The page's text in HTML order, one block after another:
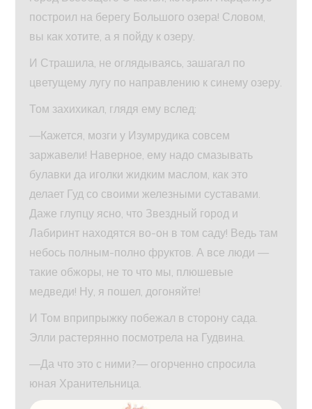
построил на берегу Большого озера! Словом,
вы как хотите, а я пойду к озеру.
И Страшила, не оглядываясь, зашагал по
цветущему лугу по направлению к синему озеру.
Том захихикал, глядя ему вслед:
—Кажется, мозги у Изумрудика совсем
заржавели! Наверное, ему надо смазывать
булавки да иголки жидким маслом, как это
делает Гуд со своими железными суставами.
Даже глупцу ясно, что Звездный город и
Лабиринт находятся во-он в том саду! Ведь там
небось полным-полно фруктов. А все люди —
такие обжоры, не то что мы, плюшевые
медведи! Ну, я пошел, догоняйте!
И Том вприпрыжку побежал в сторону сада.
Элли растерянно посмотрела на Гудвина.
—Да что это с ними?— огорченно спросила
юная Хранительница.